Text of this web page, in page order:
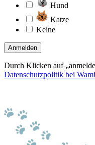
Hund
Katze
Keine
Anmelden
Durch Klicken auf
Datenschutzpolitik bei